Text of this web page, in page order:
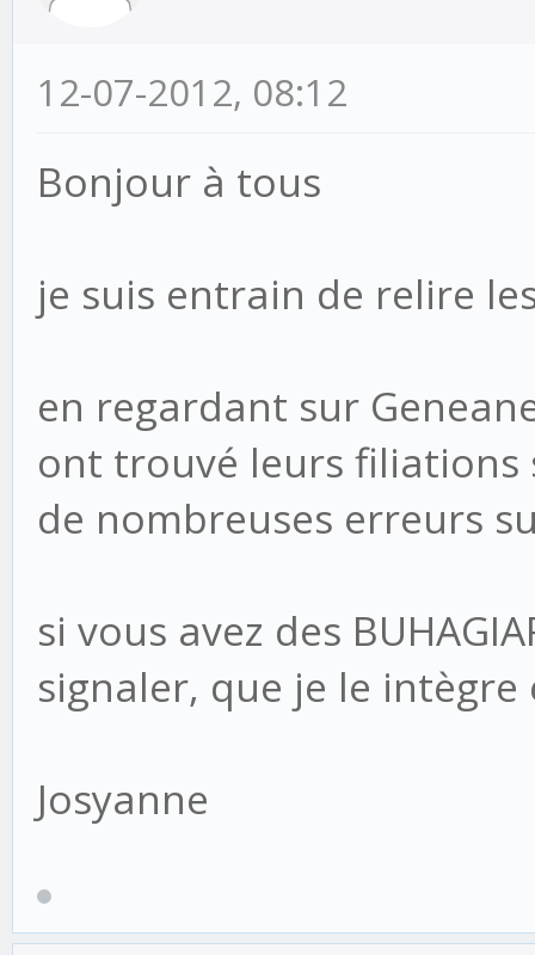
12-07-2012, 08:12
Bonjour à tous
je suis entrain de relire
en regardant sur
ont trouvé leurs filiations
de nombreuses erreurs
si vous avez des
signaler, que je le
Josyanne